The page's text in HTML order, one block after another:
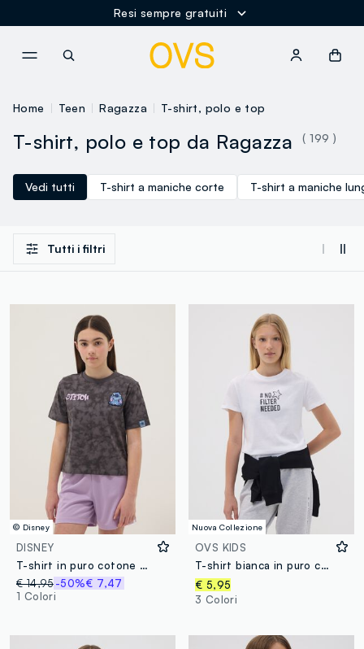
Resi sempre gratuiti
Home Teen Ragazza T-shirt, polo e top
T-shirt, polo e top da Ragazza ( 199 )
Vedi tutti T-shirt a maniche corte T-shirt a maniche
Tutti i filtri
© Disney
DISNEY
T-shirt in puro cotone grigia da ragazza oversize fit con Stitch
€ 14,95-50%€ 7,47
1 Colori
Nuova Collezione
OVS KIDS
T-shirt bianca in puro cotone organico con grafica per ragazza
€ 5,95
3 Colori